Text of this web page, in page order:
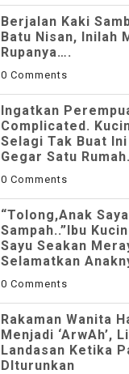
Berjalan Kaki
Batu Nisan, Inilah
Rupanya….
0 Comments
Ingatkan
Complicated.
Selagi Tak Buat
Gegar Satu Rumah.
0 Comments
“Tolong,Anak
Sampah..”Ibu
Sayu Seakan
Selamatkan
0 Comments
Rakaman Wanita
Menjadi ‘ArwAh’,
Landasan Ketika
DIturunkan